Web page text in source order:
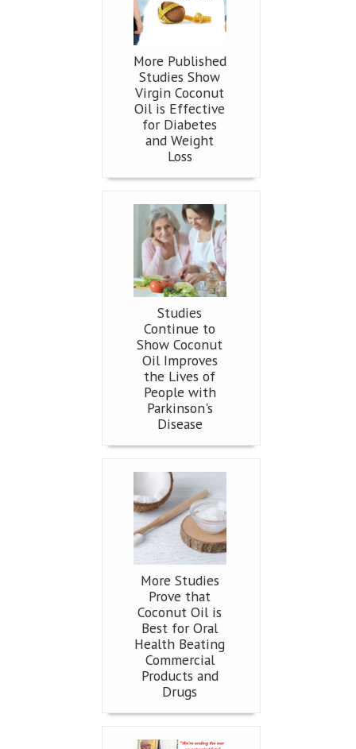
More Published
Studies Show
Virgin Coconut
Oil is Effective
for Diabetes
and Weight
Loss
Studies
Continue to
Show Coconut
Oil Improves
the Lives of
People with
Parkinson's
Disease
More Studies
Prove that
Coconut Oil is
Best for Oral
Health Beating
Commercial
Products and
Drugs